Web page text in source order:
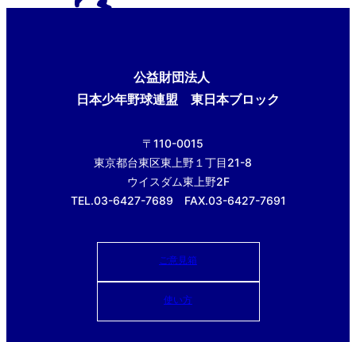
公益財団法人
日本少年野球連盟 東日本ブロック
〒110-0015
東京都台東区東上野１丁目21-8
ウイスダム東上野2F
TEL.03-6427-7689 FAX.03-6427-7691
ご意見箱
使い方